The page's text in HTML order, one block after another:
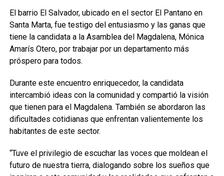
El barrio El Salvador, ubicado en el sector El Pantano en
Santa Marta, fue testigo del entusiasmo y las ganas que
tiene la candidata a la Asamblea del Magdalena, Mónica
Amarís Otero, por trabajar por un departamento más
próspero para todos.
Durante este encuentro enriquecedor, la candidata
intercambió ideas con la comunidad y compartió la visión
que tienen para el Magdalena. También se abordaron las
dificultades cotidianas que enfrentan valientemente los
habitantes de este sector.
“Tuve el privilegio de escuchar las voces que moldean el
futuro de nuestra tierra, dialogando sobre los sueños que